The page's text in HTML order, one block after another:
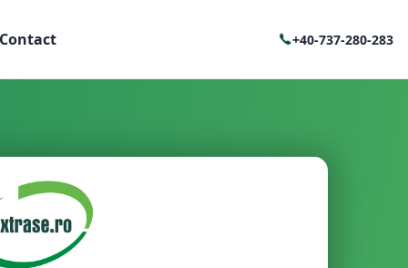
Contact +40-737-280-283